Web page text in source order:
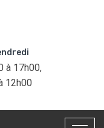
à 17h00,
12h00